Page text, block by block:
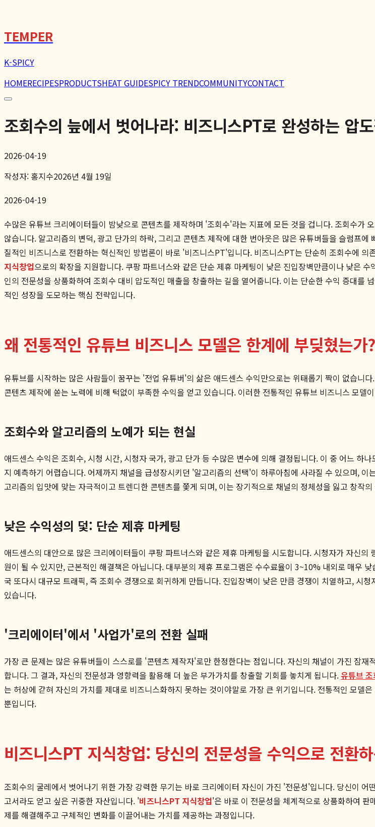
TEMPER
K-SPICY
HOMERECIPESPRODUCTSHEAT GUIDESPICY TRENDCOMMUNITYCONTACT
조회수의 늪에서 벗어나라: 비즈니스PT로 완성하는 압
2026-04-19
작성자: 홍지수2026년 4월 19일
2026-04-19
수많은 유튜브 크리에이터들이 밤낮으로 콘텐츠를 제작하며 '조회수'라는 지표에 모든 것을 겁니다. 조회수가
않습니다. 알고리즘의 변덕, 광고 단가의 하락, 그리고 콘텐츠 제작에 대한 번아웃은 많은 유튜버들을 슬럼프
질적인 비즈니스로 전환하는 혁신적인 방법론이 바로 '비즈니스PT'입니다. 비즈니스PT는 단순히 조회수에
지식창업으로의 확장을 지원합니다. 쿠팡 파트너스와 같은 단순 제휴 마케팅이 낮은 진입장벽만큼이나 낮은
인의 전문성을 상품화하여 조회수 대비 압도적인 매출을 창출하는 길을 열어줍니다. 이는 단순한 수익 증대를
적인 성장을 도모하는 핵심 전략입니다.
왜 전통적인 유튜브 비즈니스 모델은 한계에 부딪혔는가?
유튜브를 시작하는 많은 사람들이 꿈꾸는 '전업 유튜버'의 삶은 애드센스 수익만으로는 위태롭기 짝이 없습니
콘텐츠 제작에 쏟는 노력에 비해 턱없이 부족한 수익을 얻고 있습니다. 이러한 전통적인 유튜브 비즈니스 모델
조회수와 알고리즘의 노예가 되는 현실
애드센스 수익은 조회수, 시청 시간, 시청자 국가, 광고 단가 등 수많은 변수에 의해 결정됩니다. 이 중 어느 하
지 예측하기 어렵습니다. 어제까지 채널을 급성장시키던 '알고리즘의 선택'이 하루아침에 사라질 수 있으며,
고리즘의 입맛에 맞는 자극적이고 트렌디한 콘텐츠를 쫓게 되며, 이는 장기적으로 채널의 정체성을 잃고 창작
낮은 수익성의 덫: 단순 제휴 마케팅
애드센스의 대안으로 많은 크리에이터들이 쿠팡 파트너스와 같은 제휴 마케팅을 시도합니다. 시청자가 자신
원이 될 수 있지만, 근본적인 해결책은 아닙니다. 대부분의 제휴 프로그램은 수수료율이 3~10% 내외로 매우
국 또다시 대규모 트래픽, 즉 조회수 경쟁으로 회귀하게 만듭니다. 진입장벽이 낮은 만큼 경쟁이 치열하고, 시
있습니다.
'크리에이터'에서 '사업가'로의 전환 실패
가장 큰 문제는 많은 유튜버들이 스스로를 '콘텐츠 제작자'로만 한정한다는 점입니다. 자신의 채널이 가진 잠
합니다. 그 결과, 자신의 전문성과 영향력을 활용해 더 높은 부가가치를 창출할 기회를 놓치게 됩니다.유튜브
는 허상에 갇혀 자신의 가치를 제대로 비즈니스화하지 못하는 것이야말로 가장 큰 위기입니다. 전통적인 모델
뿐입니다.
비즈니스PT 지식창업: 당신의 전문성을 수익으로 전환
조회수의 굴레에서 벗어나기 위한 가장 강력한 무기는 바로 크리에이터 자신이 가진 '전문성'입니다. 당신이
고서라도 얻고 싶은 귀중한 자산입니다. '비즈니스PT 지식창업'은 바로 이 전문성을 체계적으로 상품화하여
제를 해결해주고 구체적인 변화를 이끌어내는 가치를 제공하는 과정입니다.